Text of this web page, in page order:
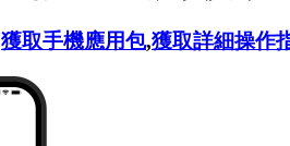
獲取手機應用包,獲取詳細操作